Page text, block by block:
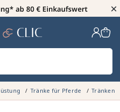
ab 80 € Einkaufswert ×
Tränke für Pferde Tränken